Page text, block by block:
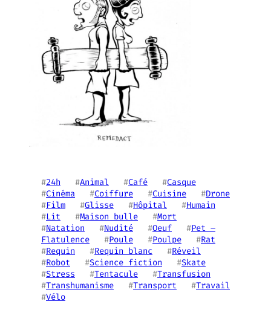
#24h
   #
Animal
   #
Café
   #
Casque
#Cinéma
   #
Coiffure
   #
Cuisine
   #
Drone
#Film
   #
Glisse
   #
Hôpital
   #
Humain
#Lit
   #
Maison bulle
   #
Mort
#Natation
   #
Nudité
   #
Oeuf
   #
Pet –
Flatulence
   #
Poule
   #
Poulpe
   #
Rat
#Requin
   #
Requin blanc
   #
Réveil
#Robot
   #
Science fiction
   #
Skate
#Stress
   #
Tentacule
   #
Transfusion
#Transhumanisme
   #
Transport
   #
Travail
#Vélo